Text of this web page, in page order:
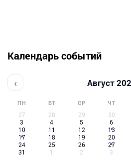
Календарь событий
‹ Август
ПН ВТ СР ЧТ
27 28 29 30
3
4 5 6
10
11 12 13
17
18 19 20
24
25 26 27
31
1 2 3